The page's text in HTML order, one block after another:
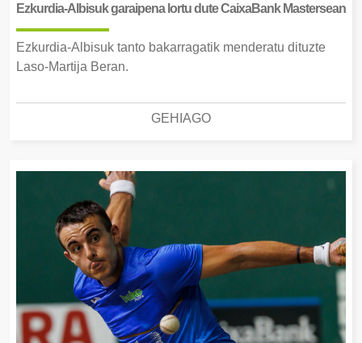
Ezkurdia-Albisuk garaipena lortu dute CaixaBank Mastersean
Ezkurdia-Albisuk tanto bakarragatik menderatu dituzte
Laso-Martija Beran.
GEHIAGO